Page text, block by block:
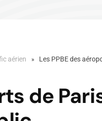
aérien Les PPBE des
de